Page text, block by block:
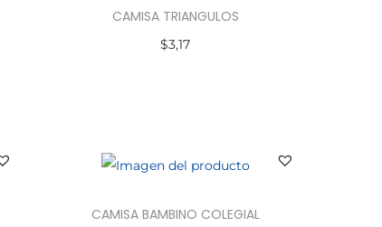
CAMISA TRIANGULOS
$3,17
CAMISA BAMBINO COLEGIAL